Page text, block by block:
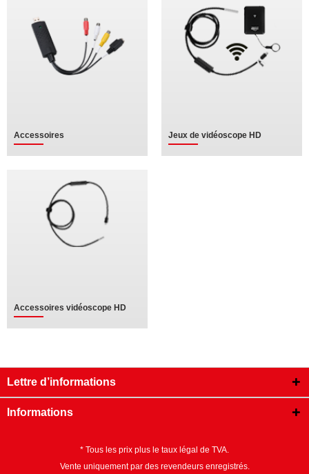
Accessoires Jeux de vidéoscope HD
Accessoires vidéoscope HD
Lettre d’informations
Informations
* Tous les prix plus le taux légal de TVA.
Vente uniquement par des revendeurs enregistrés.